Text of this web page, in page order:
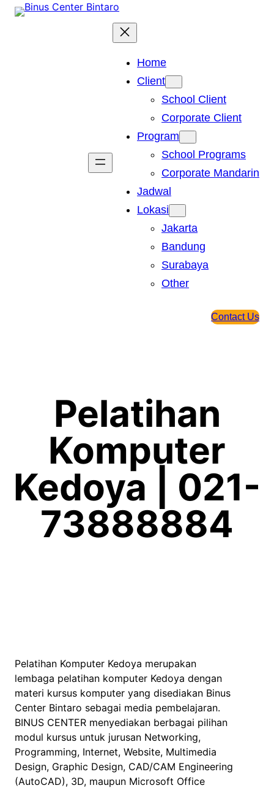
Skip
Home
Client
School Client
Corporate Client
Program
School Programs
Corporate Mandarin
Jadwal
Lokasi
Jakarta
Bandung
Surabaya
Other
Contact Us
Pelatihan
Komputer
Kedoya | 021-
73888884
Pelatihan Komputer Kedoya merupakan
lembaga pelatihan komputer Kedoya dengan
materi kursus komputer yang disediakan Binus
Center Bintaro sebagai media pembelajaran.
BINUS CENTER menyediakan berbagai pilihan
modul kursus untuk jurusan Networking,
Programming, Internet, Website, Multimedia
Design, Graphic Design, CAD/CAM Engineering
(AutoCAD), 3D, maupun Microsoft Office